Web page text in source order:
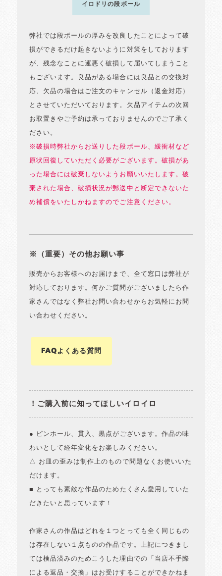
イロドリの段ボール
弊社では段ボールの厚みを改良したことによって破
損ができるだけ起きないように対策をしております
が、残念なことに運悪く破損して届いてしまうこと
もございます。良品がある場合には良品との交換対
応、欠品の場合はご注文のキャンセル（返金対応）
とさせていただいております。欠品アイテムの次回
お取置きやご予約は承っておりませんのでご了承く
ださい。
※破損時弊社からお送りした段ボール、緩衝材など
原状回復していただく必要がございます。破損があ
った場合には破棄しないようお願いいたします。破
棄された場合、破損状況が郵送中と断定できないた
め補償をいたしかねますのでご注意ください。
※（重要）その他お願い事
販売からお客様へのお届けまで、全て窓口は弊社が
対応しております。何かご質問がございましたら作
家さんではなく弊社お問い合わせからお気軽にお問
い合わせください。
FAQよくある質問
！ご購入前に知ってほしいイロイロ
● ピンホール、貫入、黒点がございます。作品の味
わいとして経年変化をお楽しみください。
△ お皿の歪みは制作上のもので問題なくお使いいた
だけます。
■ とっても素敵な作品のためたくさん愛用していた
だきたいと思っています！
作家さんの作品はどれを１つとっても全く同じもの
は存在しない１点ものの作品です。上記につきまし
ては検品済みのためこうした理由での「当店不手際
による返品・交換」はお受けすることができかねま